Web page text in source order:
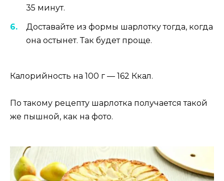
35 минут.
Доставайте из формы шарлотку тогда, когда
она остынет. Так будет проще.
Калорийность на 100 г — 162 Ккал.
По такому рецепту шарлотка получается такой
же пышной, как на фото.